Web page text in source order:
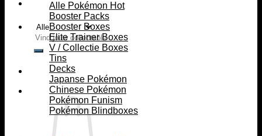
Zoeken
naar:
Alle Pokémon
Booster Packs
Booster Boxes
Elite Trainer Boxes
V / Collectie Boxes
Tins
Decks
Japanse Pokémon
Chinese Pokémon
Pokémon Funism
Pokémon Blindboxes